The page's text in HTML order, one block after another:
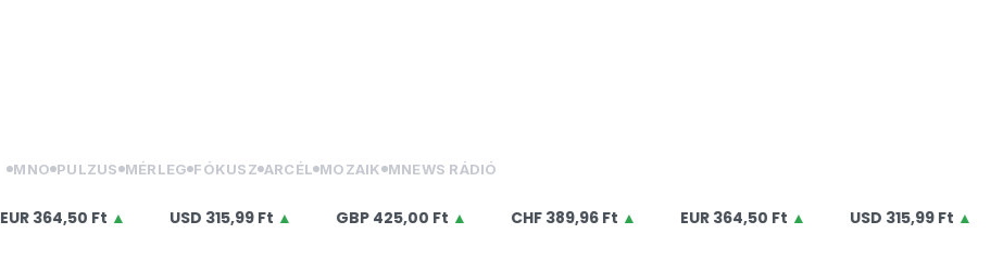
MNO PULZUS MÉRLEG FÓKUSZ ARCÉL MOZAIK MNEWS RÁDIÓ
364,50 Ft▲ USD315,99 Ft▲ GBP425,00 Ft ▲ 389,96 Ft▲ 364,50 Ft▲ USD315,99 Ft▲